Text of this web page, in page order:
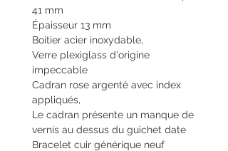
41 mm
Épaisseur 13 mm
Boitier acier inoxydable,
Verre plexiglass d'origine
impeccable
Cadran rose argenté avec index
appliqués,
Le cadran présente un manque de
vernis au dessus du guichet date
Bracelet cuir générique neuf